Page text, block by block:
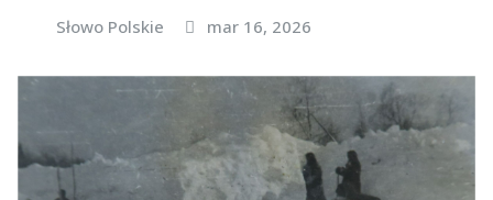
Słowo Polskie mar 16, 2026